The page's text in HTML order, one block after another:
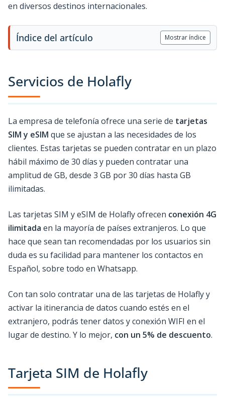
en diversos destinos internacionales.
Índice del artículo Mostrar índice
Servicios de Holafly
La empresa de telefonía ofrece una serie de tarjetas
SIM y eSIM que se ajustan a las necesidades de los
clientes. Estas tarjetas se pueden contratar en un plazo
hábil máximo de 30 días y pueden contratar una
amplitud de GB, desde 3 GB por 30 días hasta GB
ilimitadas.
Las tarjetas SIM y eSIM de Holafly ofrecen conexión 4G
ilimitada en la mayoría de países extranjeros. Lo que
hace que sean tan recomendadas por los usuarios sin
duda es su facilidad para mantener los contactos en
Español, sobre todo en Whatsapp.
Con tan solo contratar una de las tarjetas de Holafly y
activar la itinerancia de datos cuando estés en el
extranjero, podrás tener datos y conexión WIFI en el
lugar de destino. Y lo mejor, con un 5% de descuento.
Tarjeta SIM de Holafly